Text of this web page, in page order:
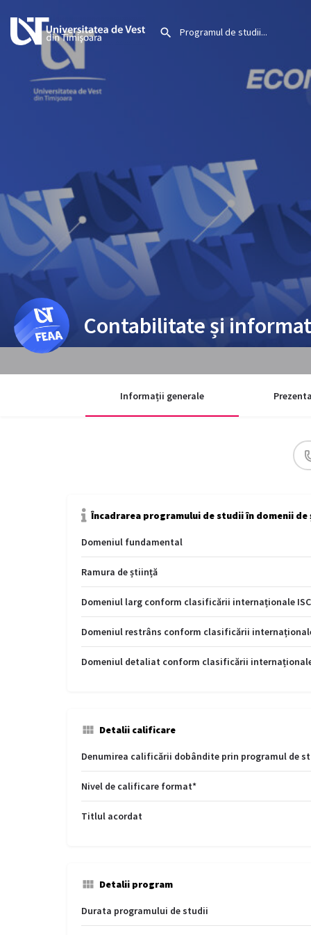
Contabilitate și
Informații generale
Încadrarea programului de studii în domenii
Domeniul fundamental
Ramura de știință
Domeniul larg conform clasificării internaționale
Domeniul restrâns conform clasificării internaționale
Domeniul detaliat conform clasificării internaționale
Detalii calificare
Denumirea calificării dobândite prin programul de
Nivel de calificare format*
Titlul acordat
Detalii program
Durata programului de studii